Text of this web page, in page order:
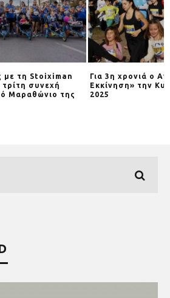
με τη Stoiximan
συνεχή
Μαραθώνιο της
Για 3η χρονιά o
Εκκίνηση» την
2025